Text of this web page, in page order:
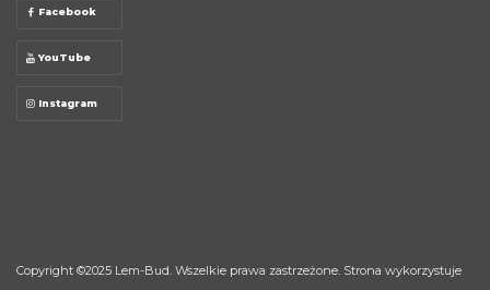
Facebook
YouTube
Instagram
Copyright ©2025 Lem-Bud . Wszelkie prawa zastrzeżone. Strona wykorzystuje